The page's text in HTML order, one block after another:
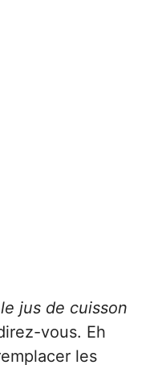
jus de cuisson
vous. Eh
les